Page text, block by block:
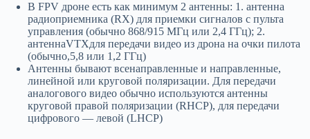
В FPV дроне есть как минимум 2 антенны: 1. антенна
радиоприемника (RX) для приемки сигналов с пульта
управления (обычно 868/915 МГц или 2,4 ГГц); 2.
антеннаVTXдля передачи видео из дрона на очки пилота
(обычно,5,8 или 1,2 ГГц)
Антенны бывают всенаправленные и направленные,
линейной или круговой поляризации. Для передачи
аналогового видео обычно используются антенны
круговой правой поляризации (RHCP), для передачи
цифрового — левой (LHCP)